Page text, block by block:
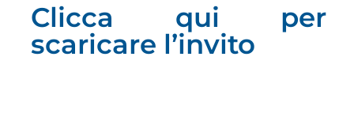
Clicca qui per
scaricare l’invito